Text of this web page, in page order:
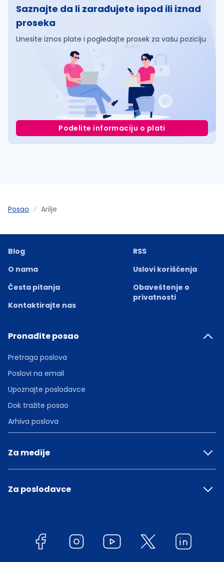
Saznajte da li zarađujete ispod ili iznad
proseka
Unesite iznos plate i pogledajte prosek za vašu poziciju
Podelite informaciju o plati
Posao Arilje
Blog
O nama
Česta pitanja
Kontaktirajte nas
RSS
Uslovi korišćenja
Obaveštenje o
privatnosti
Pronađite posao
Pretraga poslova
Poslovi na email
Upoznajte poslodavce
Dok tražite posao
Arhiva poslova
Za medije
Za poslodavce